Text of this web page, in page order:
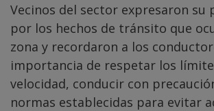
Vecinos del sector expresaron su
por los hechos de tránsito que
zona y recordaron a los
importancia de respetar los
velocidad, conducir con
normas establecidas para evitar